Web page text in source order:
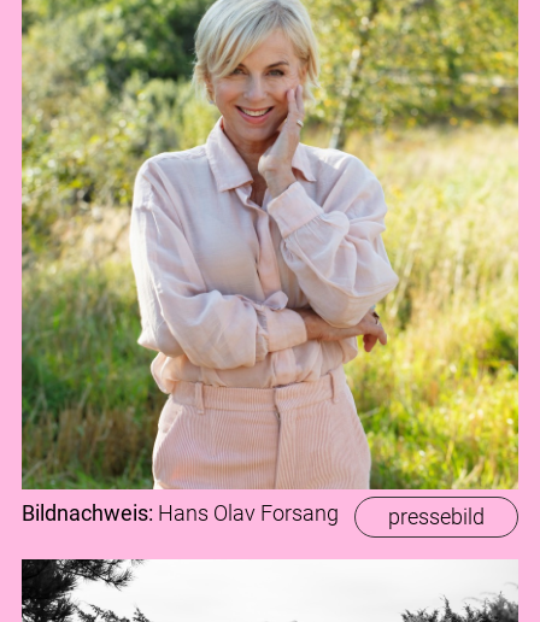
pressebild
Bildnachweis: Hans Olav Forsang